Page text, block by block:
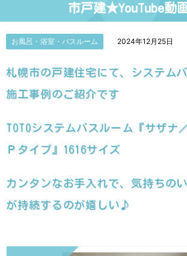
市戸建★YouTube動
お風呂・浴室・バスルーム 2024年12月25日
札幌市の戸建住宅にて、システム
施工事例のご紹介です
TOTOシステムバスルーム『サザナ
Ｐタイプ』1616サイズ
カンタンなお手入れで、気持ちの
が持続するのが嬉しい♪